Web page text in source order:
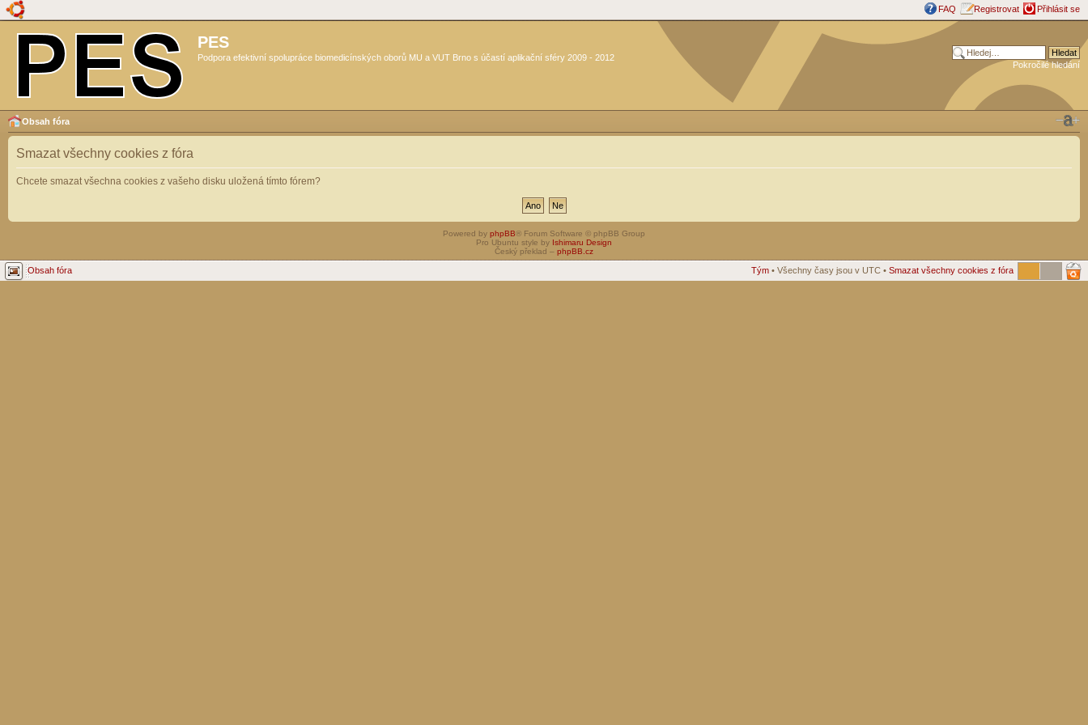
FAQ Registrovat Přihlásit se
PES
Podpora efektivní spolupráce biomedicínských oborů MU a VUT Brno s účastí aplikační sféry 2009 - 2012
Pokročilé hledání
Obsah fóra
Smazat všechny cookies z fóra
Chcete smazat všechna cookies z vašeho disku uložená tímto fórem?
Powered by phpBB® Forum Software © phpBB Group
Pro Ubuntu style by Ishimaru Design
Český překlad – phpBB.cz
Obsah fóra Tým • Všechny časy jsou v UTC • Smazat všechny cookies z fóra